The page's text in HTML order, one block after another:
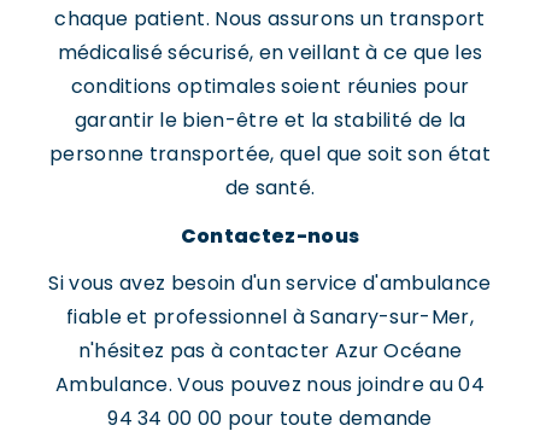
chaque patient. Nous assurons un transport
médicalisé sécurisé, en veillant à ce que les
conditions optimales soient réunies pour
garantir le bien-être et la stabilité de la
personne transportée, quel que soit son état
de santé.
Contactez-nous
Si vous avez besoin d'un service d'ambulance
fiable et professionnel à Sanary-sur-Mer,
n'hésitez pas à contacter Azur Océane
Ambulance. Vous pouvez nous joindre au 04
94 34 00 00 pour toute demande